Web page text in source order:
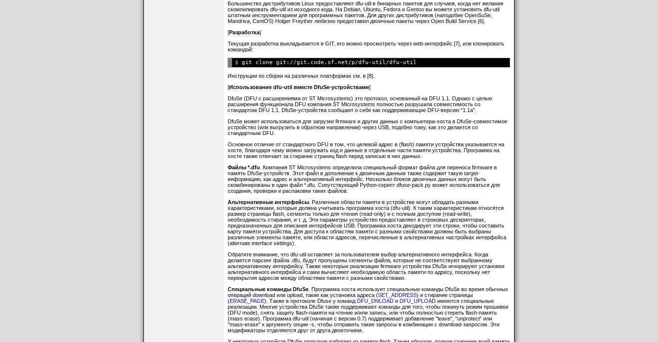
Большинство дистрибутивов Linux предоставляют dfu-util в бинарных пакетов для случаев, когда нет желания
скомпилировать dfu-util из исходного кода. На Debian, Ubuntu, Fedora и Gentoo вы можете установить dfu-util
штатным инструментарием для программных пакетов. Для других дистрибутивов (наподобие OpenSuSe,
Mandriva, CentOS) Holger Freyther любезно предоставил двоичные пакеты через Open Build Service [6].
[Разработка]
Текущая разработка выкладывается в GIT, его можно просмотреть через web-интерфейс [7], или клонировать
командой:
$
Инструкции по сборки на различных платформах см. в [8].
[Использование dfu-util вместе DfuSe-устройствами]
DfuSe (DFU с расширениями от ST Microsystems) это протокол, основанный на DFU 1.1. Однако с целью
расширения функционала DFU компания ST Microsystems полностью разрушила совместимость со
стандартом DFU 1.1. DfuSe-устройства сообщают о себе как поддерживающие DFU-версию "1.1a".
DfuSe может использоваться для загрузки firmware и других данных с компьютера-хоста в DfuSe-совместимое
устройство (или выгрузить в обратном направлении) через USB, подобно тому, как это делается со
стандартным DFU.
Основное отличие от стандартного DFU в том, что целевой адрес в (flash) памяти устройства указывается на
хосте, благодаря чему можно загружать код и данные в отдельные части памяти устройства. Программа на
хосте также отвечает за стирание страниц flash перед записью в них данных.
Файлы *.dfu . Компания ST Microsystems определила специальный формат файла для переноса firmware в
память DfuSe-устройств. Этот файл в дополнение к двоичным данным также содержит такую target-
информацию, как адрес и альтернативный интерфейс. Несколько блоков двоичных данных могут быть
скомбинированы в один файл *.dfu. Сопутствующий Python-скрипт dfuse-pack.py может использоваться для
создания, проверки и распаковки таких файлов.
Альтернативные интерфейсы . Различные области памяти в устройстве могут обладать разными
характеристиками, которые должна учитывать программа хоста (dfu-util). К таким характеристикам относятся
размер страницы flash, сегменты только для чтения (read-only) и с полным доступом (read-write),
необходимость стирания, и т. д. Эти параметры устройство предоставляет в строковых дескрипторах,
предназначенных для описания интерфейсов USB. Программа хоста декодирует эти строки, чтобы составить
карту памяти устройства. Для доступа к областям памяти с разными свойствами должны быть выбраны
различные элементы памяти, или области адресов, перечисленные в альтернативных настройках интерфейса
(alternate interface settings).
Обратите внимание, что dfu-util оставляет за пользователем выбор альтернативного интерфейса. Когда
делается парсинг файла .dfu, будут пропущены сегменты файла, которые не соответствуют выбранному
альтернативному интерфейсу. Также некоторые реализации firmware устройства DfuSe игнорируют установки
альтернативного интерфейса и сами вычисляют необходимую область памяти по адресу, поскольку нет
перекрытия адресов между областями памяти с разными свойствами.
Специальные команды DfuSe . Программа хоста использует специальные команды DfuSe во время обычных
операций download или upload, такие как установка адреса (SET_ADDRESS) и стирание страницы
(ERASE_PAGE). Также в протоколе Dfuse у команд DFU_DNLOAD и DFU_UPLOAD имеются специальные
реализации. Многие устройства DfuSe также поддерживают команды для того, чтобы покинуть режим прошивки
(DFU mode), снять защиту flash-памяти на чтение и/или запись, или чтобы полностью стереть flash-память
(mass erase). Программа dfu-util (начиная с версии 0.7) поддерживает добавление "leave", "unprotect" или
"mass-erase" к аргументу опции -s, чтобы отправить такие запросы в комбинации с download-запросом. Эти
модификаторы отделяются друг от друга двоеточием.